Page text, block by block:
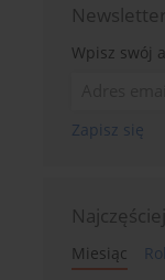
Newsletter
Wpisz swój
Zapisz się
Miesiąc